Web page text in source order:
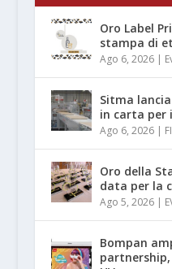
Oro Label
stampa di
Ago 6, 2026|
Sitma
in carta per
Ago 6, 2026|
Oro della
data per la
Ago 5, 2026|
Bompan